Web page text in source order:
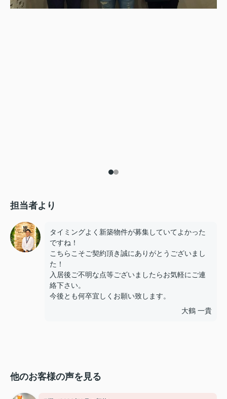
担当者より
タイミングよく新築物件が募集していてよかった
ですね！
こちらこそご契約頂き誠にありがとうございまし
た！
入居後ご不明な点等ございましたらお気軽にご連
絡下さい。
今後とも何卒宜しくお願い致します。
大鶴 一貴
他のお客様の声を見る